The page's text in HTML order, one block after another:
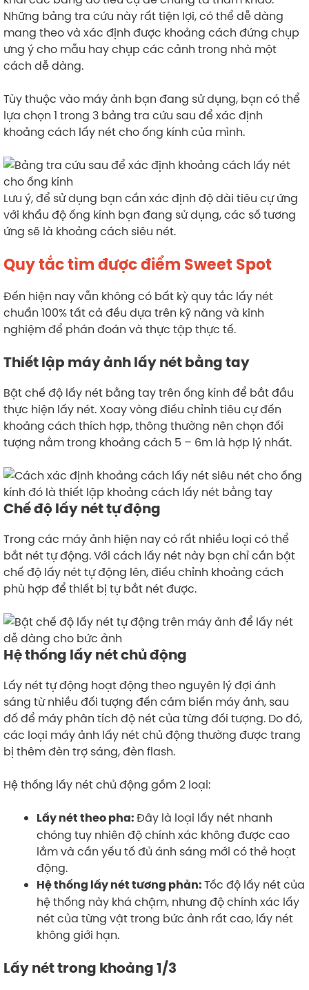
Những bảng tra cứu này rất tiện lợi, có thể dễ dàng
mang theo và xác định được khoảng cách đứng chụp
ưng ý cho mẫu hay chụp các cảnh trong nhà một
cách dễ dàng.
Tùy thuộc vào máy ảnh bạn đang sử dụng, bạn có thể
lựa chọn 1 trong 3 bảng tra cứu sau để xác định
khoảng cách lấy nét cho ống kính của mình.
Lưu ý, để sử dụng bạn cần xác định độ dài tiêu cự ứng
với khẩu độ ống kính bạn đang sử dụng, các số tương
ứng sẽ là khoảng cách siêu nét.
Quy tắc tìm được điểm Sweet Spot
Đến hiện nay vẫn không có bất kỳ quy tắc lấy nét
chuẩn 100% tất cả đều dựa trên kỹ năng và kinh
nghiệm để phán đoán và thực tập thực tế.
Thiết lập máy ảnh lấy nét bằng tay
Bật chế độ lấy nét bằng tay trên ống kính để bắt đầu
thực hiện lấy nét. Xoay vòng điều chỉnh tiêu cự đến
khoảng cách thích hợp, thông thường nên chọn đối
tượng nằm trong khoảng cách 5 – 6m là hợp lý nhất.
Chế độ lấy nét tự động
Trong các máy ảnh hiện nay có rất nhiều loại có thể
bắt nét tự động. Với cách lấy nét này bạn chỉ cần bật
chế độ lấy nét tự động lên, điều chỉnh khoảng cách
phù hợp để thiết bị tự bắt nét được.
Hệ thống lấy nét chủ động
Lấy nét tự động hoạt động theo nguyên lý đợi ánh
sáng từ nhiều đối tượng đến cảm biến máy ảnh, sau
đố để máy phân tích độ nét của từng đối tượng. Do đó,
các loại máy ảnh lấy nét chủ động thường được trang
bị thêm đèn trợ sáng, đèn flash.
Hệ thống lấy nét chủ động gồm 2 loại:
Lấy nét theo pha:Đây là loại lấy nét nhanh
chóng tuy nhiên độ chính xác không được cao
lắm và cần yếu tố đủ ánh sáng mới có thẻ hoạt
động.
Hệ thống lấy nét tương phản:Tốc độ lấy nét của
hệ thống này khá chậm, nhưng độ chính xác lấy
nét của từng vật trong bức ảnh rất cao, lấy nét
không giới hạn.
Lấy nét trong khoảng 1/3